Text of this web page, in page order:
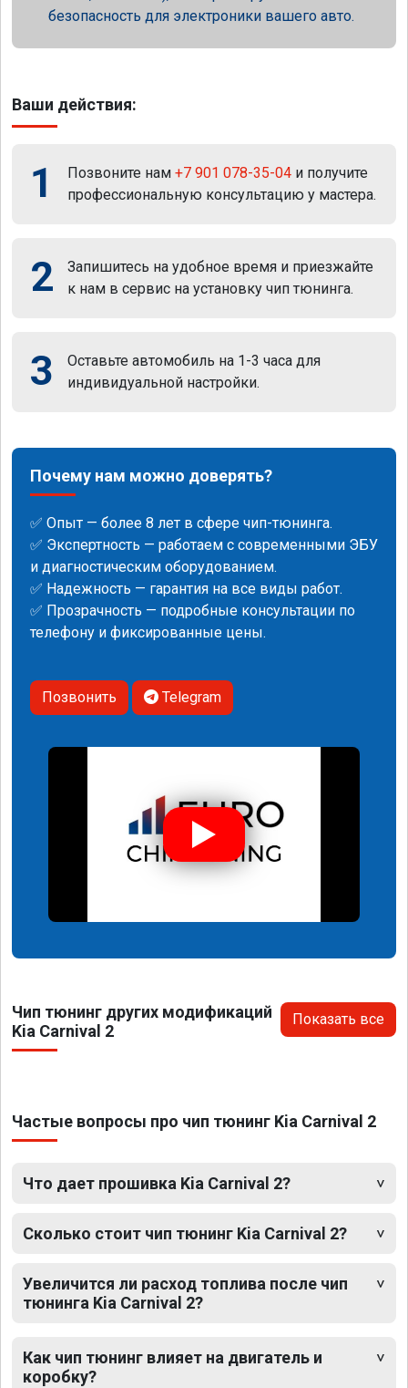
безопасность для электроники вашего авто.
Ваши действия:
1 Позвоните нам +7 901 078-35-04 и получите
профессиональную консультацию у мастера.
2
Запишитесь на удобное время и приезжайте
к нам в сервис на установку чип тюнинга.
3
Оставьте автомобиль на 1-3 часа для
индивидуальной настройки.
Почему нам можно доверять?
✅ Опыт — более 8 лет в сфере чип-тюнинга.
✅ Экспертность — работаем с современными ЭБУ
и диагностическим оборудованием.
✅ Надежность — гарантия на все виды работ.
✅ Прозрачность — подробные консультации по
телефону и фиксированные цены.
Позвонить Telegram
Чип тюнинг других модификаций
Kia Carnival 2
Показать все
Частые вопросы про чип тюнинг Kia Carnival 2
Что дает прошивка Kia Carnival 2?
Сколько стоит чип тюнинг Kia Carnival 2?
Увеличится ли расход топлива после чип
тюнинга Kia Carnival 2?
Как чип тюнинг влияет на двигатель и
коробку?